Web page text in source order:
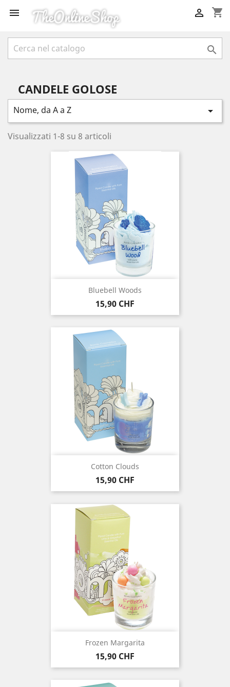
 shopping_cart


CANDELE GOLOSE
Nome, da A a Z 
Visualizzati 1-8 su 8 articoli
Bluebell Woods
Prezzo
15,90 CHF
Cotton Clouds
Prezzo
15,90 CHF
Frozen Margarita
Prezzo
15,90 CHF